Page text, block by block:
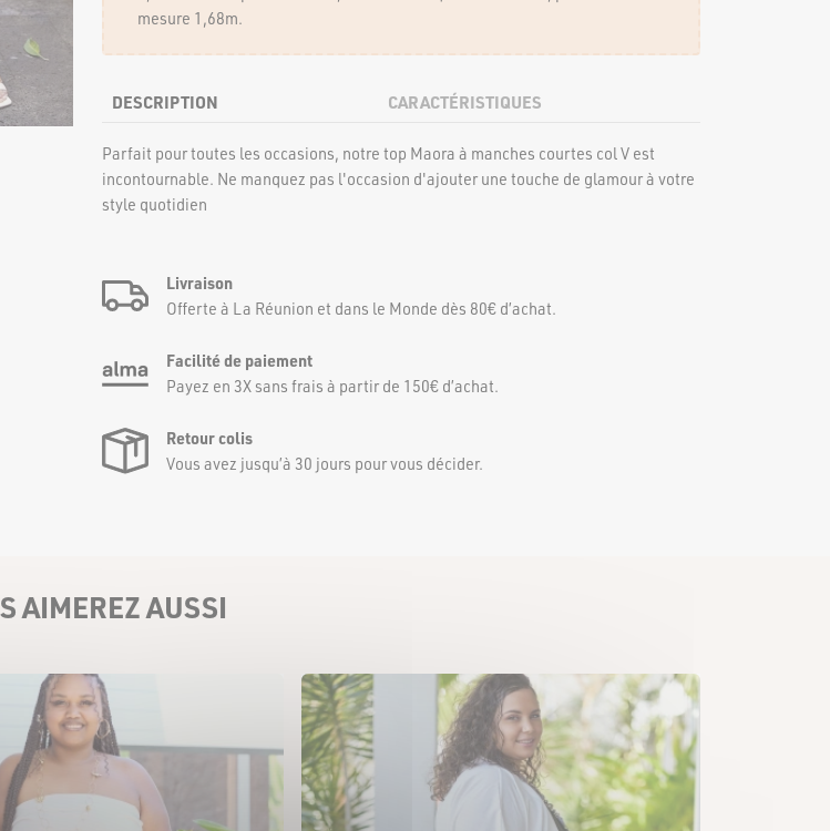
mesure 1,68m.
DESCRIPTION CARACTÉRISTIQUES
Parfait pour toutes les occasions, notre top Maora à manches courtes col V est
incontournable. Ne manquez pas l'occasion d'ajouter une touche de glamour à votre
style quotidien
Livraison
Offerte à La Réunion et dans le Monde dès 80€ d’achat.
Facilité de paiement
Payez en 3X sans frais à partir de 150€ d’achat.
Retour colis
Vous avez jusqu’à 30 jours pour vous décider.
AIMEREZ AUSSI